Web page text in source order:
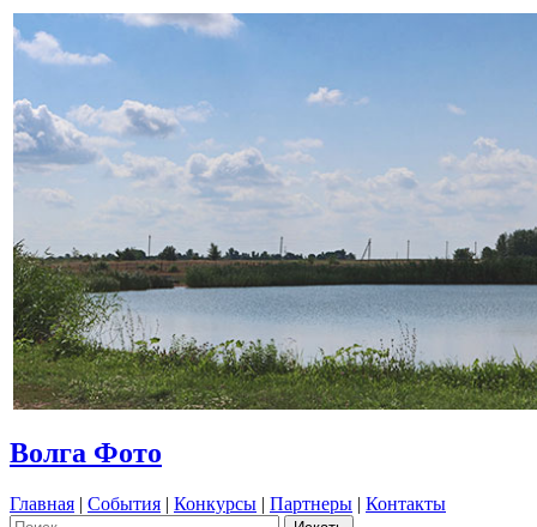
Волга Фото
Главная | События | Конкурсы | Партнеры | Контакты